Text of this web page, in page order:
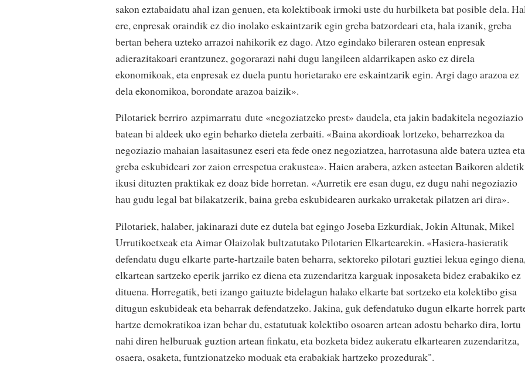
sakon eztabaidatu ahal izan genuen, eta kolektiboak irmoki uste du hurbilketa bat posible dela.
ere, enpresak oraindik ez dio inolako eskaintzarik egin greba batzordeari eta, hala izanik, greba
bertan behera uzteko arrazoi nahikorik ez dago. Atzo egindako bileraren ostean enpresak
adierazitakoari erantzunez, gogorarazi nahi dugu langileen aldarrikapen asko ez direla
ekonomikoak, eta enpresak ez duela puntu horietarako ere eskaintzarik egin. Argi dago arazoa ez
dela ekonomikoa, borondate arazoa baizik».
Pilotariek berriro azpimarratu dute «negoziatzeko prest» daudela, eta jakin badakitela negoziazio
batean bi aldeek uko egin beharko dietela zerbaiti. «Baina akordioak lortzeko, beharrezkoa da
negoziazio mahaian lasaitasunez eseri eta fede onez negoziatzea, harrotasuna alde batera uztea eta
greba eskubideari zor zaion errespetua erakustea». Haien arabera, azken asteetan Baikoren aldetik
ikusi dituzten praktikak ez doaz bide horretan. «Aurretik ere esan dugu, ez dugu nahi negoziazio
hau gudu legal bat bilakatzerik, baina greba eskubidearen aurkako urraketak pilatzen ari dira».
Pilotariek, halaber, jakinarazi dute ez dutela bat egingo Joseba Ezkurdiak, Jokin Altunak, Mikel
Urrutikoetxeak eta Aimar Olaizolak bultzatutako Pilotarien Elkartearekin. «Hasiera-hasieratik
defendatu dugu elkarte parte-hartzaile baten beharra, sektoreko pilotari guztiei lekua egingo
elkartean sartzeko eperik jarriko ez diena eta zuzendaritza karguak inposaketa bidez erabakiko ez
dituena. Horregatik, beti izango gaituzte bidelagun halako elkarte bat sortzeko eta kolektibo gisa
ditugun eskubideak eta beharrak defendatzeko. Jakina, guk defendatuko dugun elkarte horrek
hartze demokratikoa izan behar du, estatutuak kolektibo osoaren artean adostu beharko dira, lortu
nahi diren helburuak guztion artean finkatu, eta bozketa bidez aukeratu elkartearen zuzendaritza,
osaera, osaketa, funtzionatzeko moduak eta erabakiak hartzeko prozedurak".